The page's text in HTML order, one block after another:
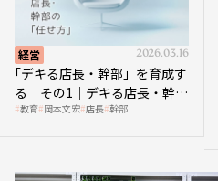
経営 2026.03.16
｢デキる店長・幹部」を育成す
る その1｜デキる店長・幹部
の「任せ方」
教育 岡本文宏 店長 幹部